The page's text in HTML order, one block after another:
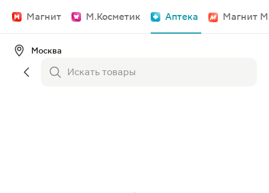
Магнит М.Косметик Аптека Магнит
Москва